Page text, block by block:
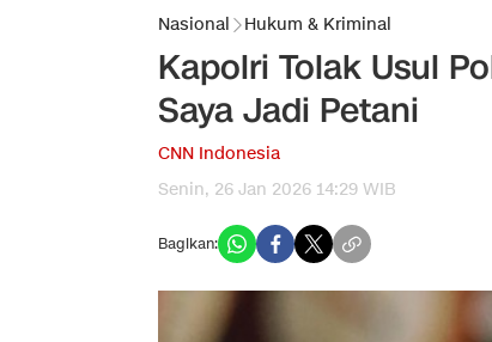
Nasional Hukum & Kriminal
Kapolri Tolak Usul
Saya Jadi Petani
CNN Indonesia
Senin, 26 Jan 2026 14:29 WIB
Bagikan: